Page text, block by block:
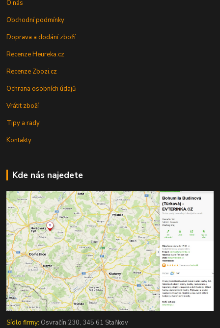
O nás
Obchodní podmínky
Doprava a dodání zboží
Recenze Heureka.cz
Recenze Zbozi.cz
Ochrana osobních údajů
Vrátit zboží
Tipy a rady
Kontakty
Kde nás najedete
Sídlo firmy: Osvračín 230, 345 61 Staňkov